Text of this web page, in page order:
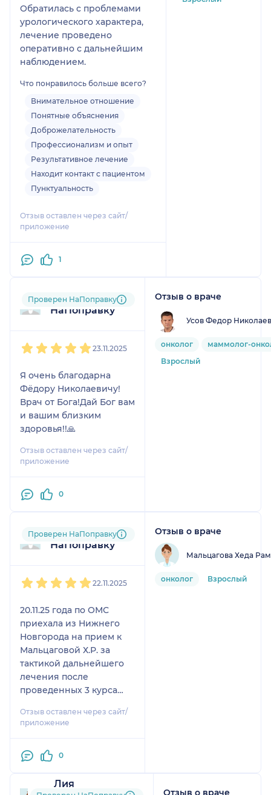
Обратилась с проблемами
урологического характера,
лечение проведено
оперативно с дальнейшим
наблюдением.
Что понравилось больше всего?
Внимательное отношение
Понятные объяснения
Доброжелательность
Профессионализм и опыт
Результативное лечение
Находит контакт с пациентом
Пунктуальность
Отзыв оставлен через сайт/
приложение
1
Пользователь
НаПоправку
Проверен НаПоправку
23.11.2025
Я очень благодарна
Фёдору Николаевичу!
Врач от Бога!Дай Бог вам
и вашим близким
здоровья!!🙏
Отзыв оставлен через сайт/
приложение
0
Отзыв о враче
Усов Федор
онколог
маммолог-
Взрослый
Пользователь
НаПоправку
Проверен НаПоправку
22.11.2025
20.11.25 года по ОМС
приехала из Нижнего
Новгорода на прием к
Мальцаговой Х.Р. за
тактикой дальнейшего
лечения после
проведенных 3 курса
профессионал своего
дела. Четко, быстро и
заболевание. Провела
Отзыв оставлен через сайт/
приложение
0
Отзыв о враче
Мальцагова Хеда
онколог Взрослый
Лия
Отзыв о враче